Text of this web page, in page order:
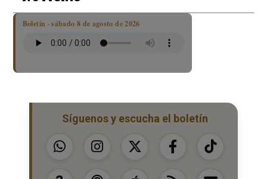
Boletín · sábado 8 de agosto de 2026
Síguenos y escucha el boletín